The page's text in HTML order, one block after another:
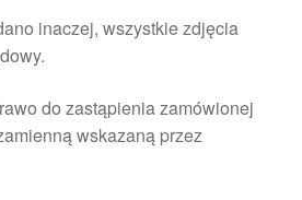
inaczej, wszystkie zdjęcia
do zastąpienia zamówionej
wskazaną przez